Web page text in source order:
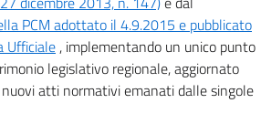
PCM adottato il 4.9.2015 e pubblicato
Ufficiale , implementando un unico punto
legislativo regionale, aggiornato
atti normativi emanati dalle singole